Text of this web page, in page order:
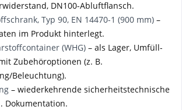
DN100-Abluftflansch.
Typ 90, EN 14470-1 (900 mm) –
im Produkt hinterlegt.
(WHG) – als Lager, Umfüll-
Zubehöroptionen (z. B.
Beleuchtung).
– wiederkehrende sicherheitstechnische
Dokumentation.